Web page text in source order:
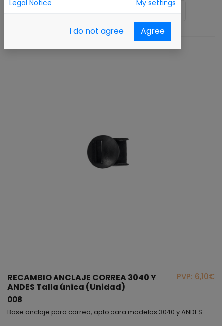
Nombre (A - Z)
RECAMBIO ANCLAJE CORREA 3040 Y
ANDES Talla única (Unidad)
008
PVP: 6,10€
Base anclaje para correa, apto para modelos 3040 y ANDES.
Legal Notice
My settings
I do not agree Agree